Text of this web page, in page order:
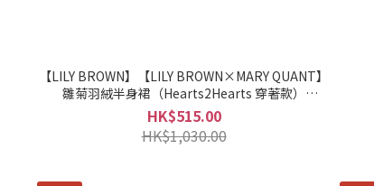
【LILY BROWN】【LILY BROWN×MARY QUANT】
雛菊羽絨半身裙（Hearts2Hearts 穿著款）
LWFS255032
HK$515.00
HK$1,030.00